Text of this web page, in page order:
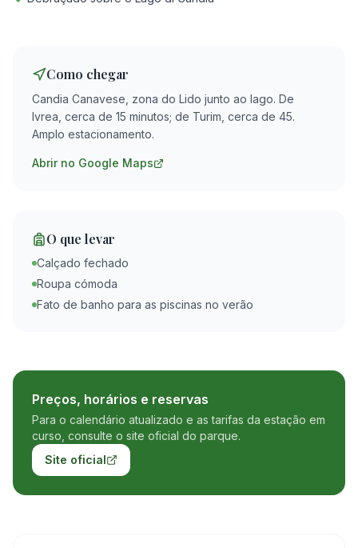
Como chegar
Candia Canavese, zona do Lido junto ao lago. De
Ivrea, cerca de 15 minutos; de Turim, cerca de 45.
Amplo estacionamento.
Abrir no Google Maps
O que levar
Calçado fechado
Roupa cómoda
Fato de banho para as piscinas no verão
Preços, horários e reservas
Para o calendário atualizado e as tarifas da estação em
curso, consulte o site oficial do parque.
Site oficial